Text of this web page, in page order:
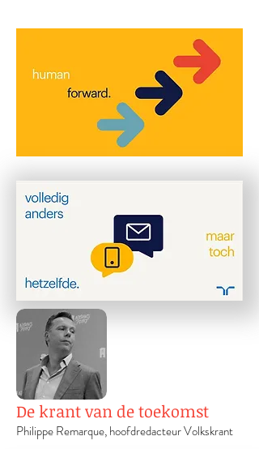
De krant van de toekomst
Philippe Remarque, hoofdredacteur Volkskrant